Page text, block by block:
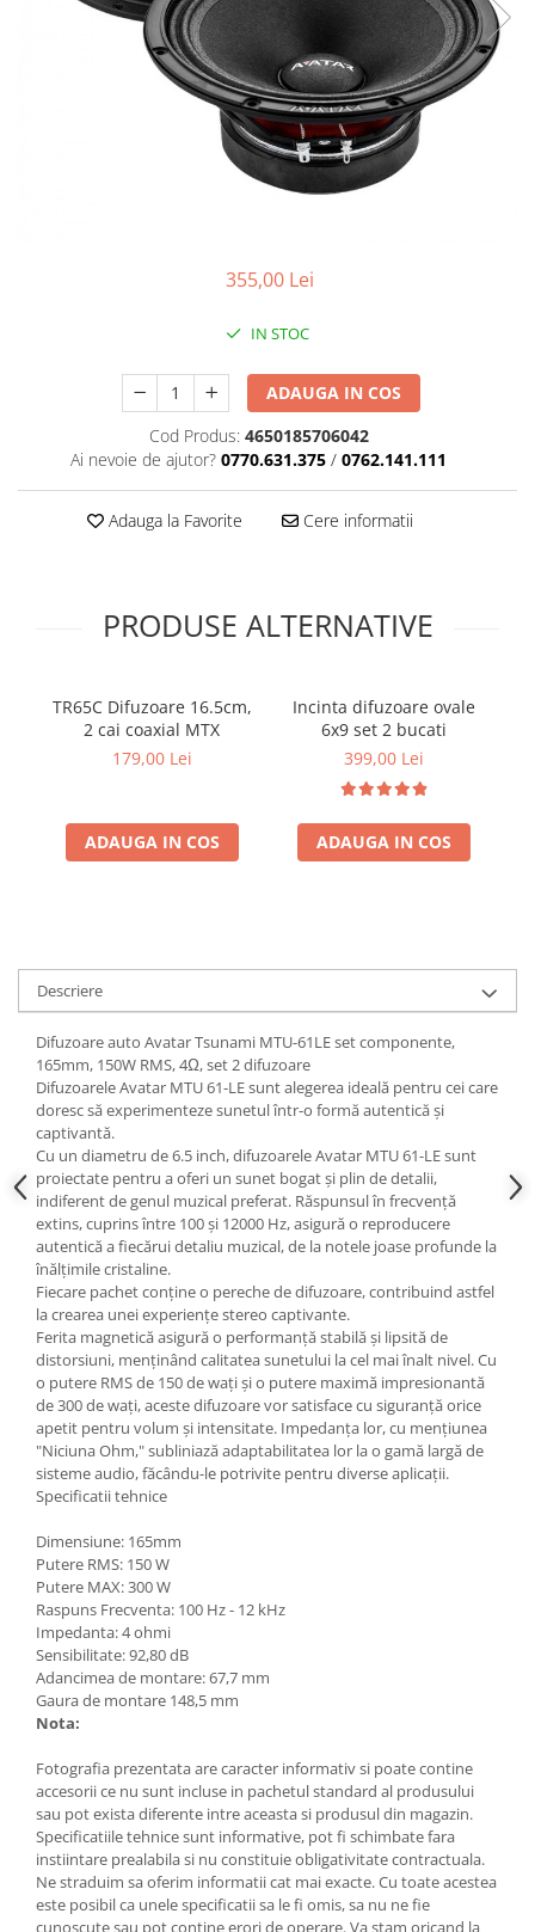
355,00 Lei
IN STOC
ADAUGA IN COS
Cod Produs: 4650185706042
Ai nevoie de ajutor? 0770.631.375 / 0762.141.111
Adauga la Favorite Cere informatii
PRODUSE ALTERNATIVE
TR65C Difuzoare 16.5cm,
2 cai coaxial MTX
179,00 Lei
ADAUGA IN COS
Incinta difuzoare ovale
6x9 set 2 bucati
399,00 Lei
ADAUGA IN COS
Descriere
Difuzoare auto Avatar Tsunami MTU-61LE set componente,
165mm, 150W RMS, 4Ω, set 2 difuzoare
Difuzoarele Avatar MTU 61-LE sunt alegerea ideală pentru cei care
doresc să experimenteze sunetul într-o formă autentică și
captivantă.
Cu un diametru de 6.5 inch, difuzoarele Avatar MTU 61-LE sunt
proiectate pentru a oferi un sunet bogat și plin de detalii,
indiferent de genul muzical preferat. Răspunsul în frecvență
extins, cuprins între 100 și 12000 Hz, asigură o reproducere
autentică a fiecărui detaliu muzical, de la notele joase profunde la
înălțimile cristaline.
Fiecare pachet conține o pereche de difuzoare, contribuind astfel
la crearea unei experiențe stereo captivante.
Ferita magnetică asigură o performanță stabilă și lipsită de
distorsiuni, menținând calitatea sunetului la cel mai înalt nivel. Cu
o putere RMS de 150 de wați și o putere maximă impresionantă
de 300 de wați, aceste difuzoare vor satisface cu siguranță orice
apetit pentru volum și intensitate. Impedanța lor, cu mențiunea
"Niciuna Ohm," subliniază adaptabilitatea lor la o gamă largă de
sisteme audio, făcându-le potrivite pentru diverse aplicații.
Specificatii tehnice
Dimensiune: 165mm
Putere RMS: 150 W
Putere MAX: 300 W
Raspuns Frecventa: 100 Hz - 12 kHz
Impedanta: 4 ohmi
Sensibilitate: 92,80 dB
Adancimea de montare: 67,7 mm
Gaura de montare 148,5 mm
Nota:
Fotografia prezentata are caracter informativ si poate contine
accesorii ce nu sunt incluse in pachetul standard al produsului
sau pot exista diferente intre aceasta si produsul din magazin.
Specificatiile tehnice sunt informative, pot fi schimbate fara
instiintare prealabila si nu constituie obligativitate contractuala.
Ne straduim sa oferim informatii cat mai exacte. Cu toate acestea
este posibil ca unele specificatii sa le fi omis, sa nu ne fie
cunoscute sau pot contine erori de operare. Va stam oricand la